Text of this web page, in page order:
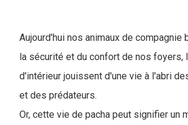
Aujourd'hui nos animaux de compagnie
la sécurité et du confort de nos foyers,
d'intérieur jouissent d'une vie à l'abri
et des prédateurs.
Or, cette vie de pacha peut signifier un